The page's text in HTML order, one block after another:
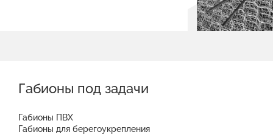
Габионы под задачи
Габионы ПВХ
Габионы для берегоукрепления